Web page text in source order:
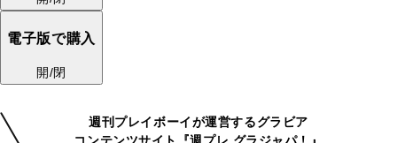
電子版で購入
開/閉
週刊プレイボーイが運営するグラビア